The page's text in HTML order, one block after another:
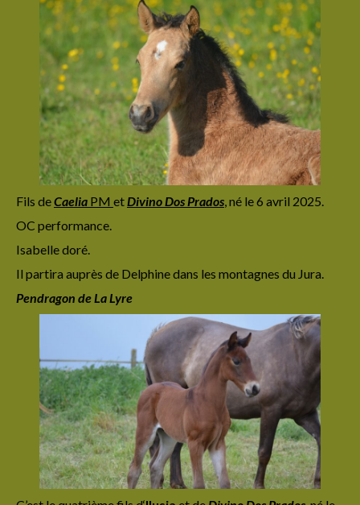
Fils deCaelia PM etDivino Dos Prados,né le 6 avril 2025.
OC performance.
Isabelle doré.
Il partira auprès de Delphine dans les montagnes du Jura.
Pendragon de La Lyre